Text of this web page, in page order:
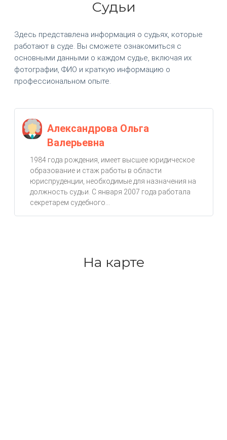
Судьи
Здесь представлена информация о судьях, которые
работают в суде. Вы сможете ознакомиться с
основными данными о каждом судье, включая их
фотографии, ФИО и краткую информацию о
профессиональном опыте.
Александрова Ольга
Валерьевна
1984 года рождения, имеет высшее юридическое
образование и стаж работы в области
юриспруденции, необходимые для назначения на
должность судьи. С января 2007 года работала
секретарем судебного...
На карте